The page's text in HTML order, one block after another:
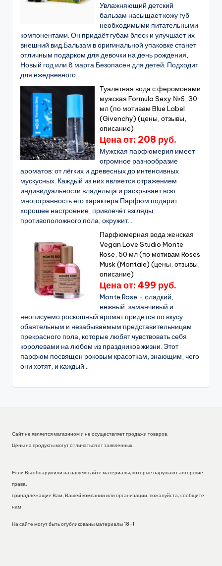
Увлажняющий детский
бальзам насыщает кожу губ
необходимыми питательными
компонентами. Он придаёт губам блеск и улучшает их
внешний вид.Бальзам в оригинальной упаковке станет
отличным подарком для девочки на день рождения,
Новый год или 8 марта.Безопасен для детей. Подходит
для ежедневного...
Туалетная вода с феромонами
мужская Formula Sexy №6, 30
мл (по мотивам Blue Label
(Givenchy) (цены, отзывы,
описание)
Цена от: 208 руб.
Мужская парфюмерия имеет
огромное разнообразие
ароматов: от лёгких и древесных до интенсивных
мускусных. Каждый из них является отражением
индивидуальности владельца и раскрывает всю
многогранность его характера.Парфюм подарит
хорошее настроение, привлечёт взгляды
противоположного пола, окружит...
Парфюмерная вода женская
Vegan Love Studio Monte
Rose, 50 мл (по мотивам Roses
Musk (Montale) (цены, отзывы,
описание)
Цена от: 499 руб.
Monte Rose - cладкий,
нежный, заманчивый и
неописуемо роскошный аромат придется по вкусу
обаятельным и незабываемым представительницам
прекрасного пола, которые любят чувствовать себя
королевами на любом из праздников жизни. Этот
парфюм посвящен роковым красоткам, знающим, чего
они хотят, и каждый...
Сайт не является магазином и не осуществляет продажи товаров.
Цены на продукты могут отличаться от заявленных.
Если Вы обнаружили на нашем сайте материалы, которые нарушают авторские
права,
принадлежащие Вам, Вашей компании или организации, пожалуйста, сообщите
нам.
На сайте могут быть опубликованы материалы 18+!